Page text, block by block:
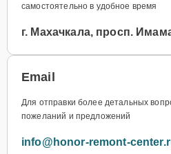
самостоятельно в удобное время
г. Махачкала, просп.
Email
Для отправки более детальных
пожеланий и предложений
info@honor-remont-